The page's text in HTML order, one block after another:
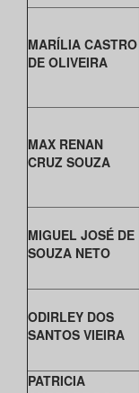
MARÍLIA CASTRO
DE OLIVEIRA
MAX RENAN
CRUZ SOUZA
MIGUEL JOSÉ DE
SOUZA NETO
ODIRLEY DOS
SANTOS VIEIRA
PATRICIA